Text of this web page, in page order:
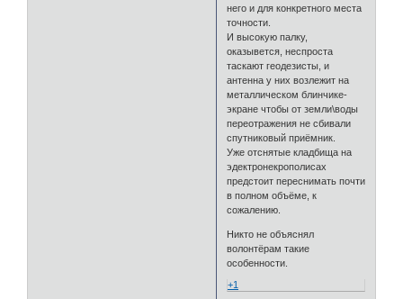
него и для конкретного места
точности.
И высокую палку,
оказывется, неспроста
таскают геодезисты, и
антенна у них возлежит на
металлическом блинчике-
экране чтобы от земли\воды
переотражения не сбивали
спутниковый приёмник.
Уже отснятые кладбища на
эдектронекрополисах
предстоит переснимать почти
в полном объёме, к
сожалению.
Никто не объяснял
волонтёрам такие
особенности.
+1